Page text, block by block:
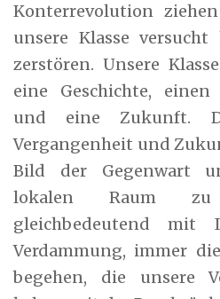
Konterrevolution
unsere Klasse
zerstören. Unsere
eine Geschichte,
und eine Zukunft.
Vergangenheit und
Bild der Gegenwart
lokalen Raum
gleichbedeutend mit
Verdammung, immer
begehen, die unsere